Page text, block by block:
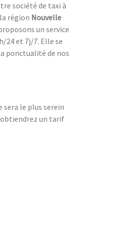
société de taxi à
région Nouvelle
un service
24 et 7j/7. Elle se
ponctualité de nos
sera le plus serein
obtiendrez un tarif